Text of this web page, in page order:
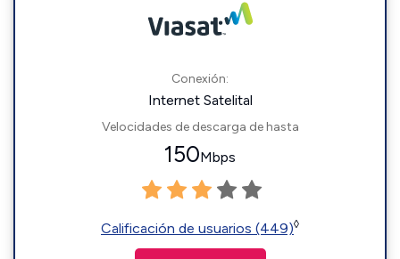
Conexión:
Internet Satelital
Velocidades de descarga de hasta
150Mbps
Calificación de usuarios (449)◊